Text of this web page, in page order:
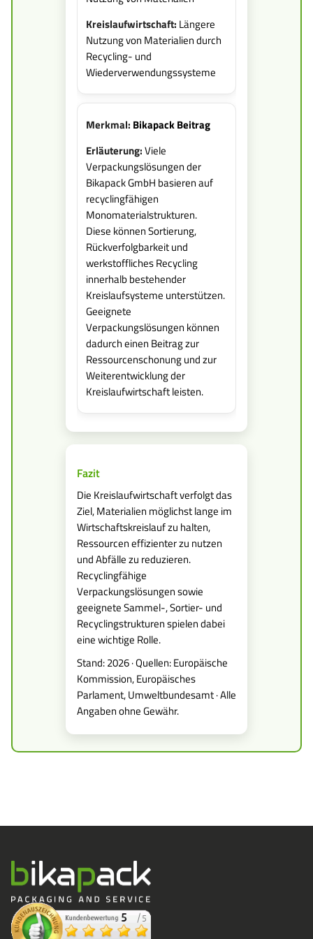
Längere
Nutzung von Materialien durch
Recycling- und
Wiederverwendungssysteme
Bikapack Beitrag
Viele
Verpackungslösungen der
Bikapack GmbH basieren auf
recyclingfähigen
Monomaterialstrukturen.
Diese können Sortierung,
Rückverfolgbarkeit und
werkstoffliches Recycling
innerhalb bestehender
Kreislaufsysteme unterstützen.
Geeignete
Verpackungslösungen können
dadurch einen Beitrag zur
Ressourcenschonung und zur
Weiterentwicklung der
Kreislaufwirtschaft leisten.
Fazit
Die Kreislaufwirtschaft verfolgt das
Ziel, Materialien möglichst lange im
Wirtschaftskreislauf zu halten,
Ressourcen effizienter zu nutzen
und Abfälle zu reduzieren.
Recyclingfähige
Verpackungslösungen sowie
geeignete Sammel-, Sortier- und
Recyclingstrukturen spielen dabei
eine wichtige Rolle.
Stand: 2026 · Quellen: Europäische
Kommission, Europäisches
Parlament, Umweltbundesamt · Alle
Angaben ohne Gewähr.